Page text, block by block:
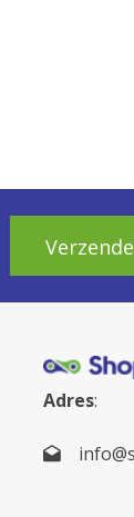
Adres: